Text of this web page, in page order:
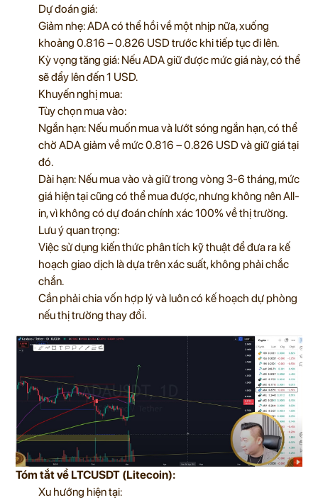
Dự đoán giá:
Giảm nhẹ: ADA có thể hồi về một nhịp nữa, xuống
khoảng 0.816 – 0.826 USD trước khi tiếp tục đi lên.
Kỳ vọng tăng giá: Nếu ADA giữ được mức giá này, có thể
sẽ đẩy lên đến 1 USD.
Khuyến nghị mua:
Tùy chọn mua vào:
Ngắn hạn: Nếu muốn mua và lướt sóng ngắn hạn, có thể
chờ ADA giảm về mức 0.816 – 0.826 USD và giữ giá tại
đó.
Dài hạn: Nếu mua vào và giữ trong vòng 3-6 tháng, mức
giá hiện tại cũng có thể mua được, nhưng không nên All-
in, vì không có dự đoán chính xác 100% về thị trường.
Lưu ý quan trọng:
Việc sử dụng kiến thức phân tích kỹ thuật để đưa ra kế
hoạch giao dịch là dựa trên xác suất, không phải chắc
chắn.
Cần phải chia vốn hợp lý và luôn có kế hoạch dự phòng
nếu thị trường thay đổi.
Tóm tắt về LTCUSDT (Litecoin):
Xu hướng hiện tại: